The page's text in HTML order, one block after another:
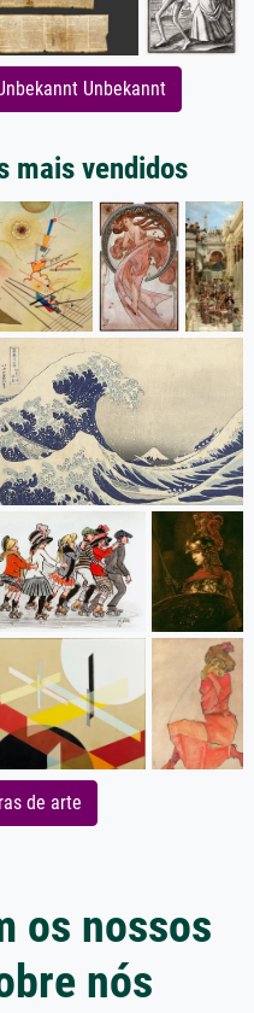
Unbekannt
mais vendidos
de arte
os nossos
nós